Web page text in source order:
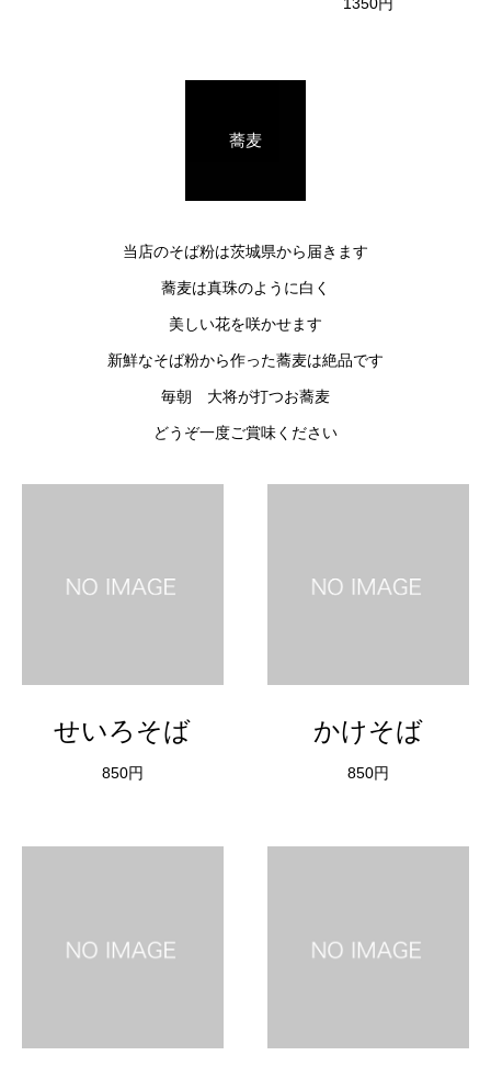
蕎麦
当店のそば粉は茨城県から届きます
蕎麦は真珠のように白く
美しい花を咲かせます
新鮮なそば粉から作った蕎麦は絶品です
毎朝 大将が打つお蕎麦
どうぞ一度ご賞味ください
せいろそば
850円
かけそば
850円